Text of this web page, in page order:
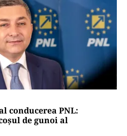
conducerea PNL:
de gunoi al